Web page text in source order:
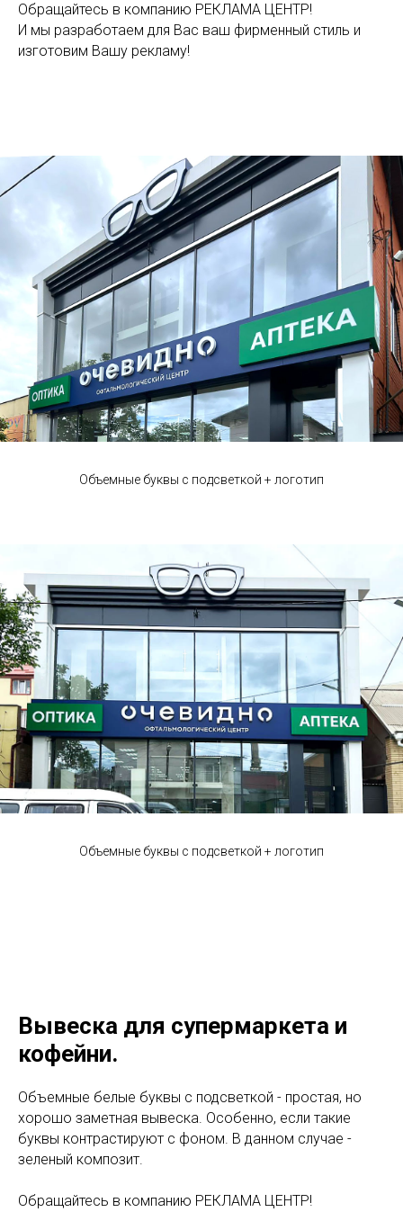
Обращайтесь в компанию РЕКЛАМА ЦЕНТР!
И мы разработаем для Вас ваш фирменный стиль и
изготовим Вашу рекламу!
Объемные буквы с подсветкой + логотип
Объемные буквы с подсветкой + логотип
Вывеска для супермаркета и
кофейни.
Объемные белые буквы с подсветкой - простая, но
хорошо заметная вывеска. Особенно, если такие
буквы контрастируют с фоном. В данном случае -
зеленый композит.
Обращайтесь в компанию РЕКЛАМА ЦЕНТР!